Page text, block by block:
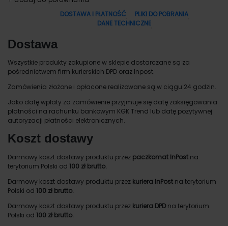
DOSTAWA I PŁATNOŚĆ
PLIKI DO POBRANIA
DANE TECHNICZNE
Dostawa
Wszystkie produkty zakupione w sklepie dostarczane są za
pośrednictwem firm kurierskich DPD oraz Inpost.
Zamówienia złożone i opłacone realizowane są w ciągu 24 godzin.
Jako datę wpłaty za zamówienie przyjmuje się datę zaksięgowania
płatności na rachunku bankowym KGK Trend lub datę pozytywnej
autoryzacji płatności elektronicznych.
Koszt dostawy
Darmowy koszt dostawy produktu przez paczkomat InPost na
terytorium Polski od 100 zł brutto.
Darmowy koszt dostawy produktu przez kuriera InPost na terytorium
Polski od 100 zł brutto.
Darmowy koszt dostawy produktu przez kuriera DPDna terytorium
Polski od 100 zł brutto.